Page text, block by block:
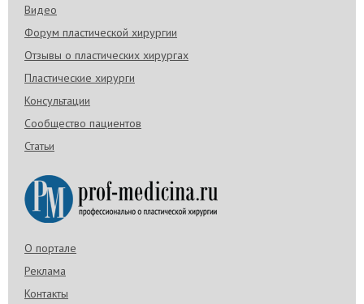
Видео
Форум пластической хирургии
Отзывы о пластических хирургах
Пластические хирурги
Консультации
Сообщество пациентов
Статьи
О портале
Реклама
Контакты